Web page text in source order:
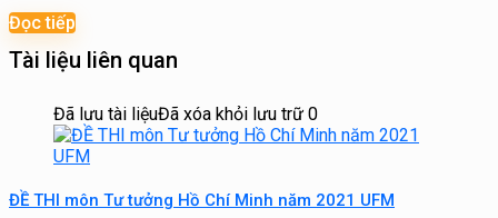
Đọc tiếp
Tài liệu liên quan
Đã lưu tài liệuĐã xóa khỏi lưu trữ 0
ĐỀ THI môn Tư tưởng Hồ Chí Minh năm 2021 UFM